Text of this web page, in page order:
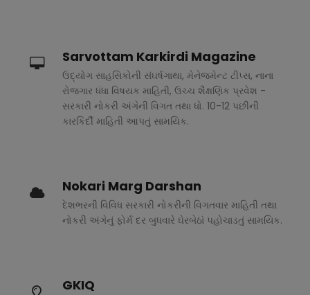
Sarvottam Karkirdi Magazine
ઉદ્યોગ સાહસિકોની સંઘર્ષગાથા, મેનેજમેન્ટ ટીપ્સ, નાના
રોજગાર ધંધા વિષયક માહિતી, ઉચ્ચ શૈક્ષણિક પ્રવેશ -
સરકારી નોકરી અંગેની વિગત તથા ધો. 10-12 પછીની
કારકિર્દી માહિતી આપતું સામયિક.
Nokari Marg Darshan
દેશભરની વિવિધ સરકારી નોકરીની વિગતવાર માહિતી તથા
નોકરી અંગેનું ફોર્મ દર બુધવારે ઘેરબેઠાં પહોચાડતું સામયિક.
GKIQ